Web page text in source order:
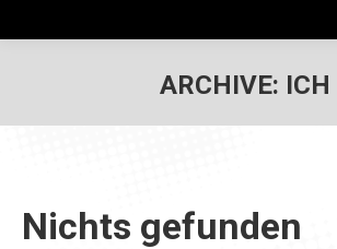
ARCHIVE: ICH
Nichts gefunden